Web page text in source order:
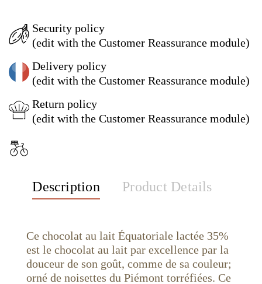
Security policy
(edit with the Customer Reassurance module)
Delivery policy
(edit with the Customer Reassurance module)
Return policy
(edit with the Customer Reassurance module)
Description Product Details
Ce chocolat au lait Équatoriale lactée 35%
est le chocolat au lait par excellence par la
douceur de son goût, comme de sa couleur;
orné de noisettes du Piémont torréfiées. Ce